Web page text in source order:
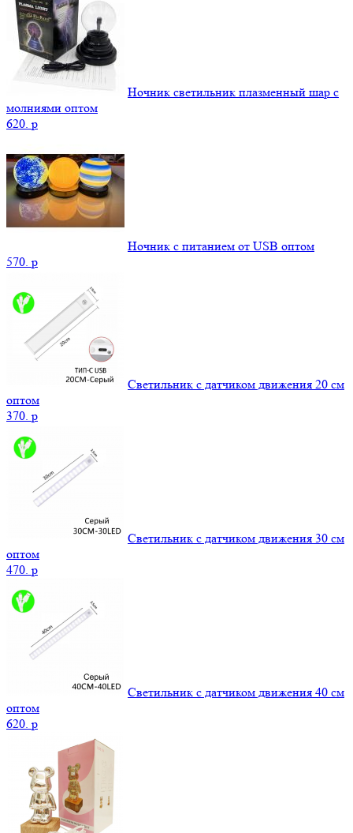
Ночник светильник плазменный шар с
молниями оптом
620. p
Ночник с питанием от USB оптом
570. p
Светильник с датчиком движения 20 см
оптом
370. p
Светильник с датчиком движения 30 см
оптом
470. p
Светильник с датчиком движения 40 см
оптом
620. p